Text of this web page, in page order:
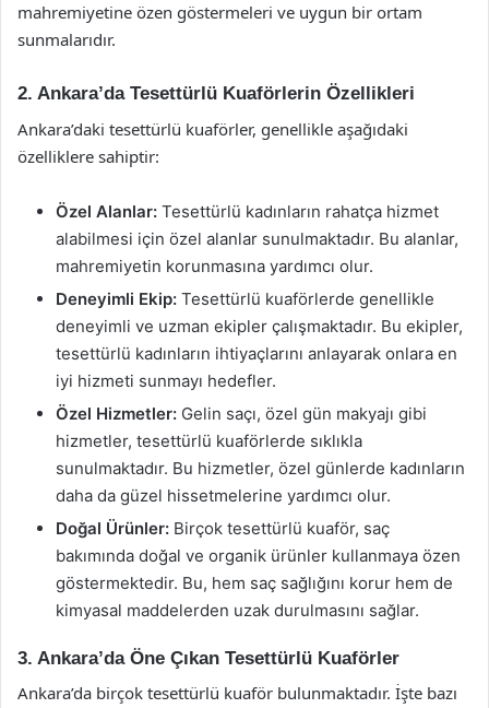
mahremiyetine özen göstermeleri ve uygun bir ortam
sunmalarıdır.
2. Ankara’da Tesettürlü Kuaförlerin Özellikleri
Ankara’daki tesettürlü kuaförler, genellikle aşağıdaki
özelliklere sahiptir:
Özel Alanlar: Tesettürlü kadınların rahatça hizmet
alabilmesi için özel alanlar sunulmaktadır. Bu alanlar,
mahremiyetin korunmasına yardımcı olur.
Deneyimli Ekip: Tesettürlü kuaförlerde genellikle
deneyimli ve uzman ekipler çalışmaktadır. Bu ekipler,
tesettürlü kadınların ihtiyaçlarını anlayarak onlara en
iyi hizmeti sunmayı hedefler.
Özel Hizmetler: Gelin saçı, özel gün makyajı gibi
hizmetler, tesettürlü kuaförlerde sıklıkla
sunulmaktadır. Bu hizmetler, özel günlerde kadınların
daha da güzel hissetmelerine yardımcı olur.
Doğal Ürünler: Birçok tesettürlü kuaför, saç
bakımında doğal ve organik ürünler kullanmaya özen
göstermektedir. Bu, hem saç sağlığını korur hem de
kimyasal maddelerden uzak durulmasını sağlar.
3. Ankara’da Öne Çıkan Tesettürlü Kuaförler
Ankara’da birçok tesettürlü kuaför bulunmaktadır. İşte bazı